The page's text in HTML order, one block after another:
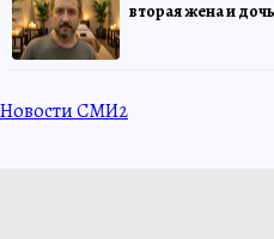
вторая жена и дочь
Новости СМИ2